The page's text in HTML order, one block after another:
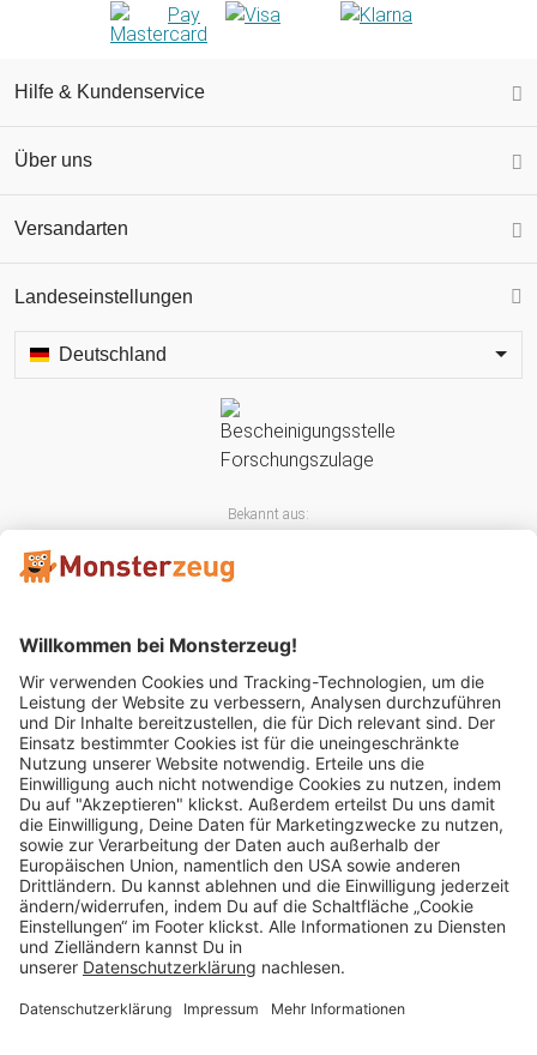
Hilfe & Kundenservice
Über uns
Versandarten
Landeseinstellungen
Deutschland
Bekannt aus:
Mitglied im:
Impressum AGB Widerrufsbelehrung